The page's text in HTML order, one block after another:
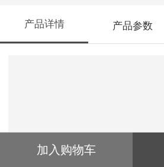
产品详情 产品参数
加入购物车